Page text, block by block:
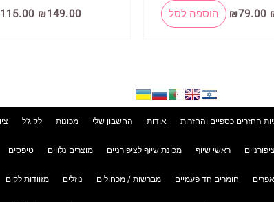
המחיר
המקורי
₪79.00
המחיר
הנוכחי
הוספה לסל ₪149.00
המחיר
115.00
החזרים כספיים והחזרות אודות החשבון שלי מכונות לק ג'ל
ראשי שיוף מכונת שיוף לציפורניים מוצרים נלווים טיפסים
חומרים חד פעמיים מברשות / מכחולים נוזלים מזוודות לקים